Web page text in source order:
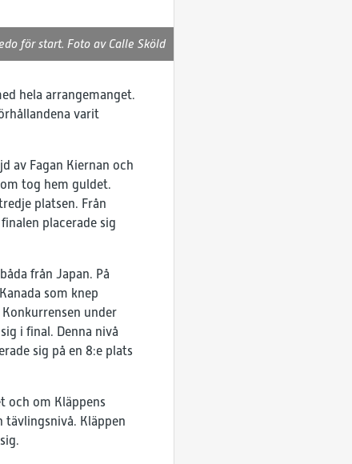
för start. Foto av Calle Sköld
hela arrangemanget.
varit
av Fagan Kiernan och
tog hem guldet.
platsen. Från
placerade sig
från Japan. På
som knep
under
i final. Denna nivå
sig på en 8:e plats
och om Kläppens
Kläppen